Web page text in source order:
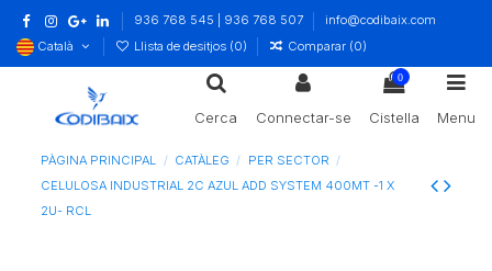
936 768 545 | 936 768 507
info@codibaix.com
Català
Llista de desitjos (0) Comparar (0)
Cerca Connectar-se
0
Cistella Menu
PÀGINA PRINCIPAL CATÀLEG
PER SECTOR
CELULOSA INDUSTRIAL 2C AZUL ADD SYSTEM 400MT -1 X
2U- RCL